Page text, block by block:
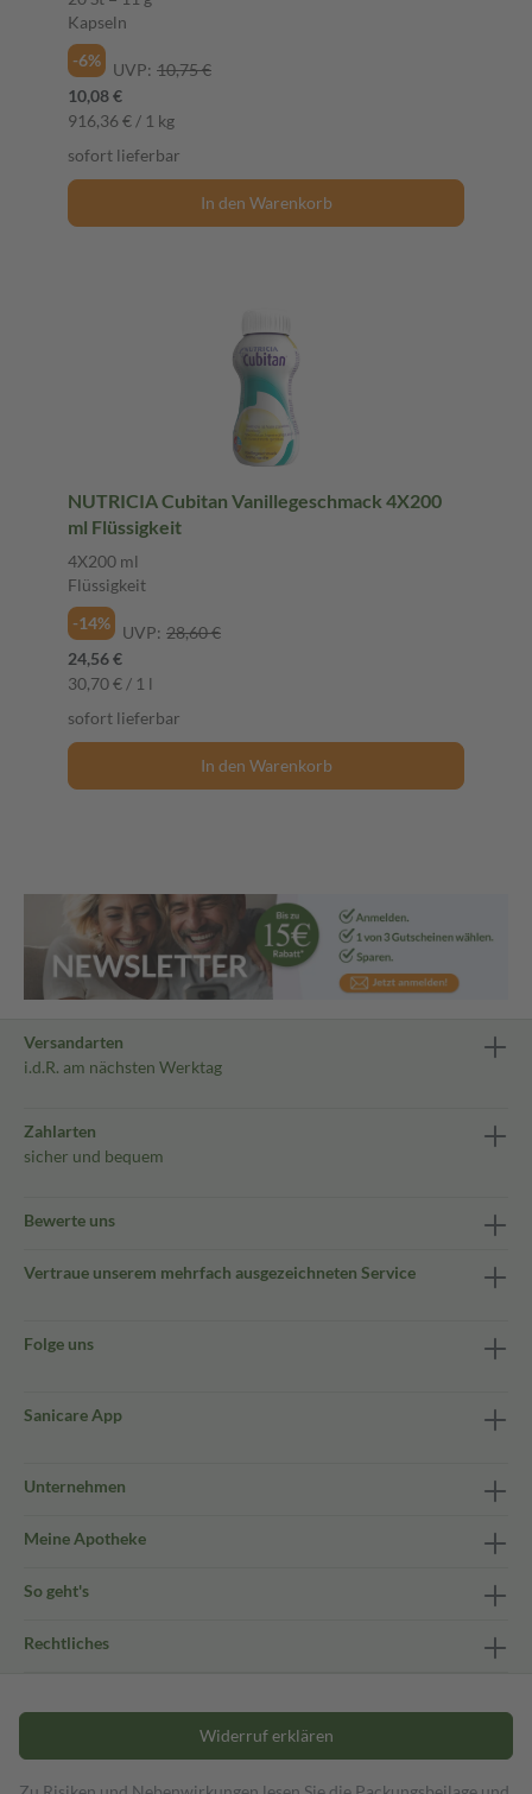
Kapseln
-6%
UVP: 10,75 €
10,08 €
916,36 € / 1 kg
sofort lieferbar
In den Warenkorb
NUTRICIA Cubitan Vanillegeschmack 4X200
ml Flüssigkeit
4X200 ml
Flüssigkeit
-14%
UVP: 28,60 €
24,56 €
30,70 € / 1 l
sofort lieferbar
In den Warenkorb
Versandarten
i.d.R. am nächsten Werktag
Zahlarten
sicher und bequem
Bewerte uns
Vertraue unserem mehrfach ausgezeichneten Service
Folge uns
Sanicare App
Unternehmen
Meine Apotheke
So geht's
Rechtliches
Widerruf erklären